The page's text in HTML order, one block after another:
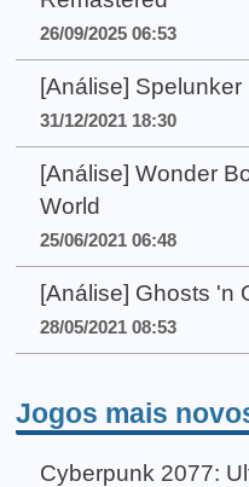
26/09/2025 06:53
[Análise]
31/12/2021 18:30
[Análise] Wonder
World
25/06/2021 06:48
[Análise] Ghosts 'n
28/05/2021 08:53
Jogos mais
Cyberpunk 2077: